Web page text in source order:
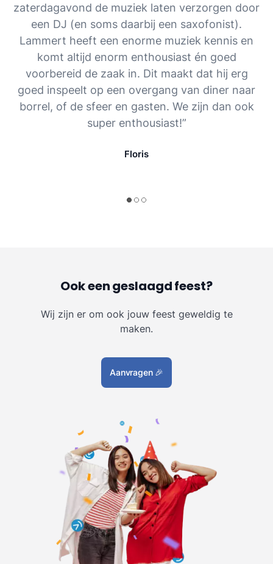
zaterdagavond de muziek laten verzorgen door
een DJ (en soms daarbij een saxofonist).
Lammert heeft een enorme muziek kennis en
komt altijd enorm enthousiast én goed
voorbereid de zaak in. Dit maakt dat hij erg
goed inspeelt op een overgang van diner naar
borrel, of de sfeer en gasten. We zijn dan ook
super enthousiast!”
Floris
Ook een geslaagd feest?
Wij zijn er om ook jouw feest geweldig te
maken.
Aanvragen 🎉